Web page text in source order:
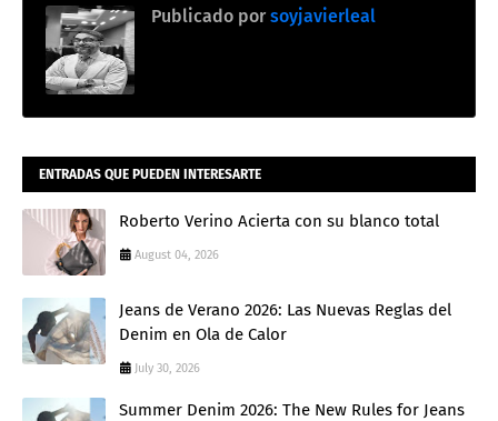
Publicado por soyjavierleal
ENTRADAS QUE PUEDEN INTERESARTE
Roberto Verino Acierta con su blanco total
August 04, 2026
Jeans de Verano 2026: Las Nuevas Reglas del
Denim en Ola de Calor
July 30, 2026
Summer Denim 2026: The New Rules for Jeans